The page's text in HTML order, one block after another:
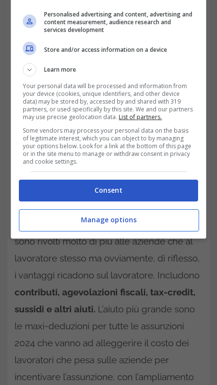
Bonus per lavoratori: tutte le
agevolazioni dell’anno 2024 da
poter richiedere
Per il2024,il Governo ha previsto
per famiglie e
lavoratori ma anche perPartite IVA e
di ogni dimensione. Gli incentivi
sono rivolti molto di più alle aziende che al
lavoratore stesso ma ovviamente, di riflesso,
i vantaggi ricadono sul lavoratore. Includono
contributi, agevolazioni fiscali, tax-credit,
sussidi e altri aiuti. L’aiuto più grande sono
le maxi-deduzioni per tutte le assunzioni
2024 che vanno ad alleggerire il costo dei
lavoratori che pesa sulle aziende per
incentivare l’assunzione, con l’ampliamento
Personalised advertising and content, advertising and
content measurement, audience research and
services development
Store and/or access information on a device
Learn more
Your personal data will be processed and information from
your device (cookies, unique identifiers, and other device
data) may be stored by, accessed by and shared with 319
partners, or used specifically by this site. We and our partners
may use precise geolocation data. List of partners.
Some vendors may process your personal data on the basis
of legitimate interest, which you can object to by managing
your options below. Look for a link at the bottom of this page
or in the site menu to manage or withdraw consent in privacy
and cookie settings.
Consent
Manage options